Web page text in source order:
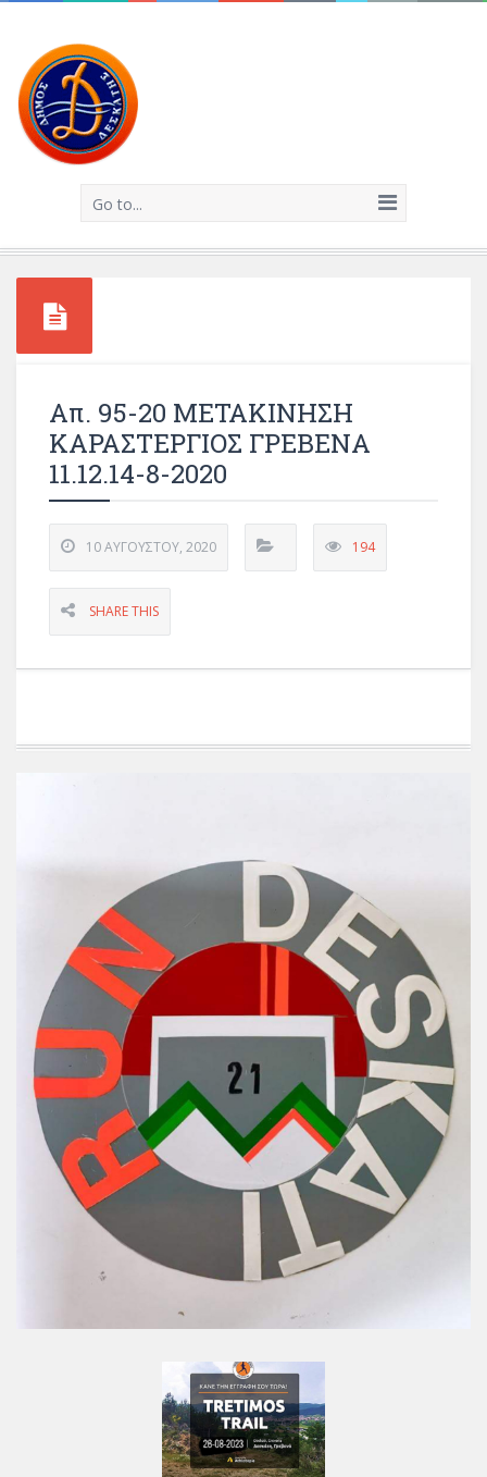
Go to...
Απ. 95-20 ΜΕΤΑΚΙΝΗΣΗ
ΚΑΡΑΣΤΕΡΓΙΟΣ ΓΡΕΒΕΝΑ
11.12.14-8-2020
10 ΑΥΓΟΎΣΤΟΥ, 2020 194
SHARE THIS